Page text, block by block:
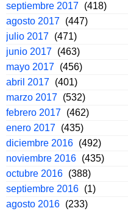
septiembre 2017 (418)
agosto 2017 (447)
julio 2017 (471)
junio 2017 (463)
mayo 2017 (456)
abril 2017 (401)
marzo 2017 (532)
febrero 2017 (462)
enero 2017 (435)
diciembre 2016 (492)
noviembre 2016 (435)
octubre 2016 (388)
septiembre 2016 (1)
agosto 2016 (233)